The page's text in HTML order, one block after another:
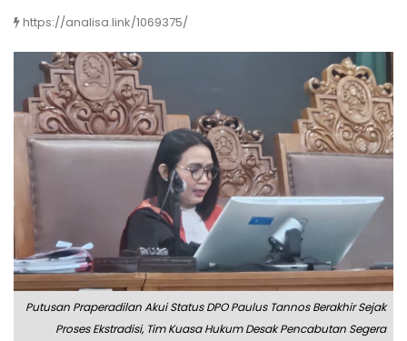
https://analisa.link/1069375/
Putusan Praperadilan Akui Status DPO Paulus Tannos Berakhir Sejak
Proses Ekstradisi, Tim Kuasa Hukum Desak Pencabutan Segera